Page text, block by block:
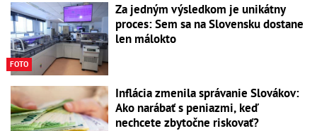
FOTO
Za jedným výsledkom je unikátny
proces: Sem sa na Slovensku dostane
len málokto
Inflácia zmenila správanie Slovákov:
Ako narábať s peniazmi, keď
nechcete zbytočne riskovať?